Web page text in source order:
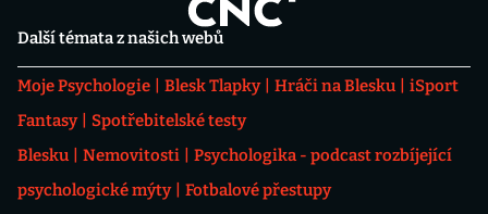
Další témata z našich webů
Moje Psychologie Blesk Tlapky Hráči na Blesku
iSport
Fantasy
Spotřebitelské testy
Blesku
Nemovitosti
Psychologika - podcast rozbíjející
psychologické mýty
Fotbalové přestupy